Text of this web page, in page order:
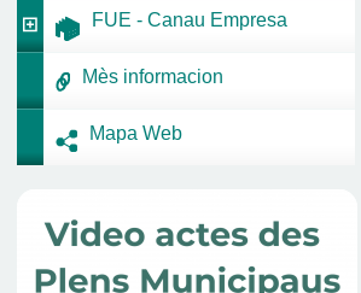
FUE - Canau Empresa
Mès informacion
Mapa Web